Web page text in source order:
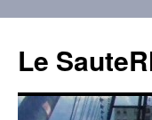
contenu
Le